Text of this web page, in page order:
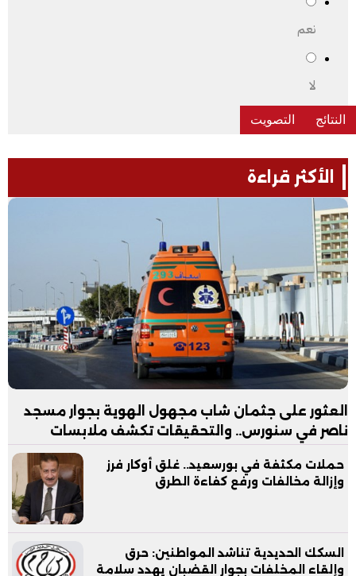
نعم
لا
الأكثر قراءة
العثور على جثمان شاب مجهول الهوية بجوار مسجد
ناصر في سنورس.. والتحقيقات تكشف ملابسات
حملات مكثفة في بورسعيد.. غلق أوكار فرز
وإزالة مخالفات ورفع كفاءة الطرق
السكك الحديدية تناشد المواطنين: حرق
وإلقاء المخلفات بجوار القضبان يهدد سلامة